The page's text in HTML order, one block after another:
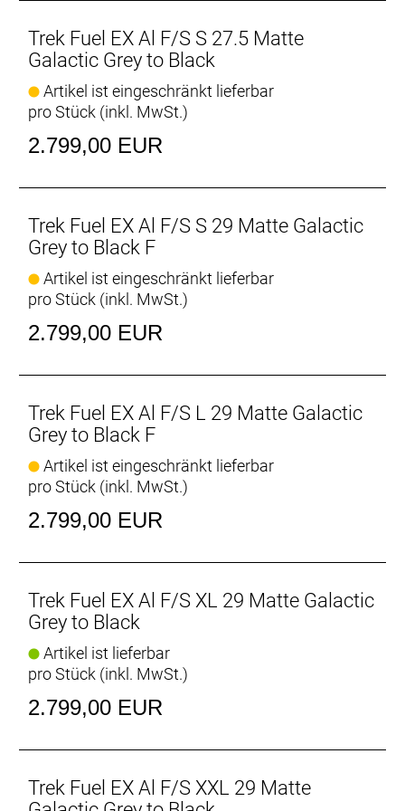
- Das interne Staufach im Rahmen nimmt neben
deinem Werkzeug auch (fast) alles Notwendige für
- Der FOX Performance-Dämpfer sorgt für einen
geschmeidigen Hinterbau und gewährleistet eine
hohe Antriebseffizienz.
Rucksack zu Hause lassen, ohne auf das
Notwendigste für deine Ausfahrt verzichten zu
müssen.
Active Braking Pivot
Active Braking Pivot erlaubt unseren Ingenieuren die
Feinabstimmung, wie die Federung unabhängig
mehr Vertrauen.
Du entscheidest: flacher oder steiler Lenkwinkel
Installiere angewinkelte Lagerschalen (optional
erhältlich), um den 64,5-Grad-Lenkwinkel um ein
Grad anzuheben oder abzusenken, ohne die
Innenlagerhöhe zu beeinflussen.
Passe die Hebelübersetzung durch einfaches
Umlegen des Flipchips an. Fahre dein Bike in der
weniger progressiven Einstellung für ein
geschmeidigeres Fahrgefühl auf ruppigen Trails mit
härteren Schlägen. Lege den Flipchip auf die
progressivere Stellung um, wenn du große Rampen
fahren willst, ohne Angst vor Durchschlägen haben
Größenspezifische Kettenstreben
Trek Fuel EX Al F/S S 27.5 Matte
Galactic Grey to Black
Artikel ist eingeschränkt lieferbar
pro Stück (inkl. MwSt.)
2.799,00 EUR
Trek Fuel EX Al F/S S 29 Matte Galactic
Grey to Black F
Artikel ist eingeschränkt lieferbar
pro Stück (inkl. MwSt.)
2.799,00 EUR
Trek Fuel EX Al F/S L 29 Matte Galactic
Grey to Black F
Artikel ist eingeschränkt lieferbar
pro Stück (inkl. MwSt.)
2.799,00 EUR
Trek Fuel EX Al F/S XL 29 Matte Galactic
Grey to Black
Artikel ist lieferbar
pro Stück (inkl. MwSt.)
2.799,00 EUR
Trek Fuel EX Al F/S XXL 29 Matte